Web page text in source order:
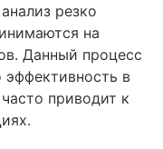
резко
на
Данный процесс
эффективность в
приводит к